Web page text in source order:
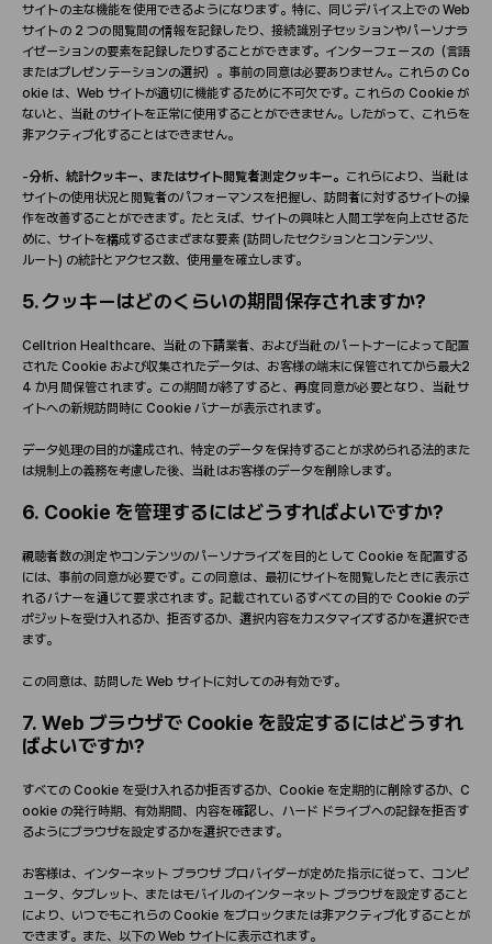
サイトの主な機能を使用できるようになります。特に、同じデバイス上でのWeb
サイトの2つの閲覧間の情報を記録したり、接続識別子セッションやパーソナラ
イゼーションの要素を記録したりすることができます。インターフェースの（言語
またはプレゼンテーションの選択）。事前の同意は必要ありません。これらのCo
okie は、 Webサイトが適切に機能するために不可欠です。これらの Cookie が
ないと、 当社のサイトを正常に使用することができません。したがって、これらを
非アクティブ化することはできません。
-分析、統計クッキー、またはサイト閲覧者測定クッキー。 これらにより、 当社は
サイトの使用状況と 閲覧者のパフォーマンスを把握し、訪問者に対するサイトの操
作を改善することができます。たとえば、サイトの興味と人間工学を向上させるた
めに、サイトを構成するさまざまな要素 (訪問したセクションとコンテンツ、
ルー ト) の統計とアクセス数、使用量を確立します。
5.クッキーはどのくらいの期間保存されますか?
Celltrion Healthcare、 当社の下請業者、および当社のパー トナーによって配置
された Cookie および収集されたデータは、お客様の端末に保管されてから最大2
4 か月間保管されます。この期間が終了すると、再度同意が必要となり、 当社サ
イトへの新規訪問時に Cookie バナーが表示されます。
データ処理の目的が達成され、特定のデータを保持することが求められる法的また
は規制上の義務を考慮した後、 当社はお客様のデータを削除します。
6. Cookie を管理するにはどうすればよいですか?
視聴者数の測定やコンテンツのパー ソナライズを目的として Cookie を配置する
には、事前の同意が必要です。この同意は、最初にサイトを閲覧したときに表示さ
れるバナーを通じて要求されます。記載されているすべての目的でCookie のデ
ポジットを受け入れるか、拒否するか、選択内容をカスタマイズするかを選択でき
ます。
この同意は、訪問した Web サイトに対してのみ有効です。
7. Web ブラウザで Cookie を設定するにはどうすれ
ばよいですか?
すべての Cookie を受け入れるか拒否するか、 Cookie を定期的に削除するか、 C
ookie の発行時期、有効期間、 内容を確認し、ハー ド ドライブへの記録を拒否す
るようにブラウザを設定するかを選択できます。
お客様は、インターネット ブラウザ プロバイダーが定めた指示に従って、コンピ
ュータ、タブレット、またはモバイルのインタ ーネット ブラウザを設定すること
により、いつでもこれらの Cookie をブロックまたは非アクティブ化することが
できます。また、以下の Web サイトに表示されます。